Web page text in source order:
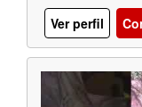
Ver perfil